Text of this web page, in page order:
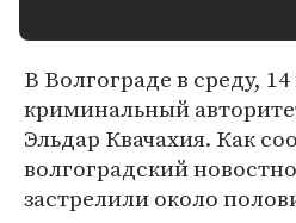
В Волгограде в среду,
криминальный
Эльдар Квачахия. Как
волгоградский
застрелили около